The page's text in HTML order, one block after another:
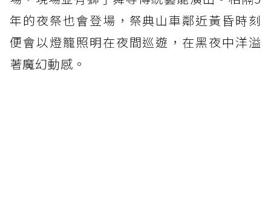
年的夜祭也會登場，祭典山車鄰近黃昏時刻
便會以燈籠照明在夜間巡遊，在黑夜中洋溢
著魔幻動感。